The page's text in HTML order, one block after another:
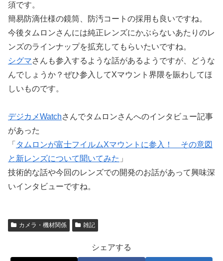
須です。
簡易防滴仕様の鏡筒、防汚コートの採用も良いですね。
今後タムロンさんには純正レンズにかぶらないあたりのレ
ンズのラインナップを拡充してもらいたいですね。
シグマさんも参入するような話があるようですが、どうな
んでしょうか？ぜひ参入してXマウント界隈を賑わしてほ
しいものです。
デジカメWatchさんでタムロンさんへのインタビュー記事
があった
「 タムロンが富士フイルムXマウントに参入！ その意図
と新レンズについて聞いてみた 」
技術的な話や今回のレンズでの開発のお話があって興味深
いインタビューですね。
カメラ・機材関係 雑記
シェアする